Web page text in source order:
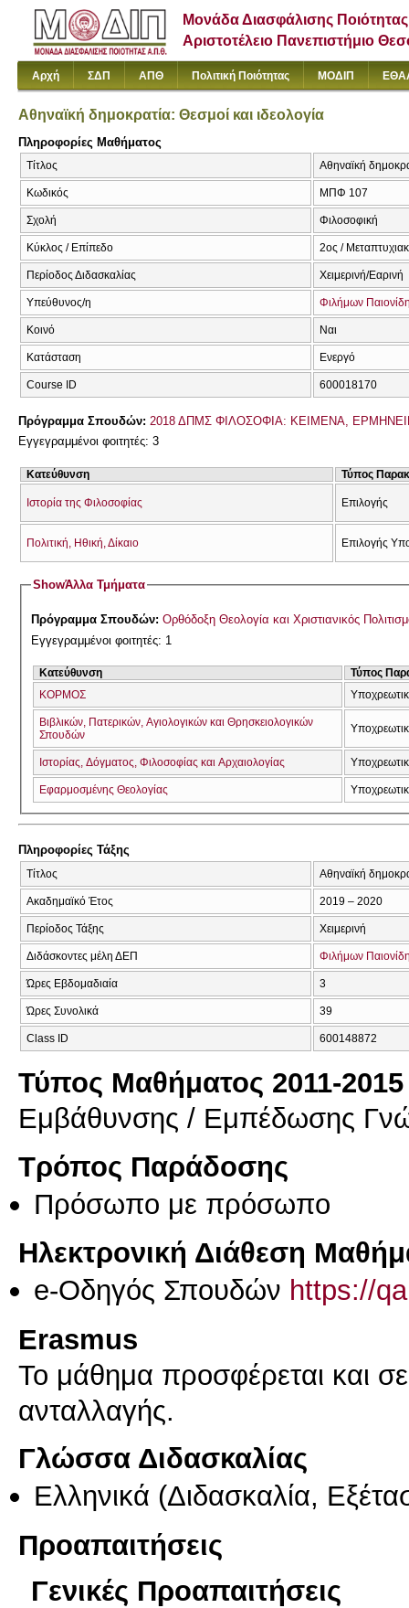
Μονάδα Διασφάλισης Ποιότητας
Αριστοτέλειο Πανεπιστήμιο
Αρχή ΣΔΠ ΑΠΘ Πολιτική Ποιότητας ΜΟΔΙΠ
Αθηναϊκή δημοκρατία: Θεσμοί και ιδεολογία
Πληροφορίες Μαθήματος
Τίτλος Αθηναϊκή
Κωδικός ΜΠΦ 107
Σχολή Φιλοσοφική
Κύκλος / Επίπεδο 2ος /
Περίοδος Διδασκαλίας Χειμερινή/Εαρινή
Υπεύθυνος/η Φιλήμων
Κοινό Ναι
Κατάσταση Ενεργό
Course ID 600018170
Πρόγραμμα Σπουδών: 2018 ΔΠΜΣ ΦΙΛΟΣΟΦΙΑ: ΚΕΙΜΕΝΑ,
Εγγεγραμμένοι φοιτητές: 3
Κατεύθυνση Τύπος
Ιστορία της Φιλοσοφίας Επιλογής
Πολιτική, Ηθική, Δίκαιο Επιλογής
ShowΆλλα Τμήματα
Πρόγραμμα Σπουδών:Ορθόδοξη Θεολογία και Χριστιανικός
Εγγεγραμμένοι φοιτητές: 1
Κατεύθυνση
Τύπος
ΚΟΡΜΟΣ
Βιβλικών, Πατερικών, Αγιολογικών και Θρησκειολογικών
Σπουδών
Ιστορίας, Δόγματος, Φιλοσοφίας και Αρχαιολογίας
Εφαρμοσμένης Θεολογίας
Πληροφορίες Τάξης
Τίτλος Αθηναϊκή
Ακαδημαϊκό Έτος 2019 – 2020
Περίοδος Τάξης Χειμερινή
Διδάσκοντες μέλη ΔΕΠ Φιλήμων
Ώρες Εβδομαδιαία 3
Ώρες Συνολικά 39
Class ID 600148872
Τύπος Μαθήματος 2011-2015
Εμβάθυνσης / Εμπέδωσης
Τρόπος Παράδοσης
Πρόσωπο με πρόσωπο
Ηλεκτρονική Διάθεση
e-Οδηγός Σπουδών https://
Erasmus
Το μάθημα προσφέρεται και
ανταλλαγής.
Γλώσσα Διδασκαλίας
Ελληνικά (Διδασκαλία,
Προαπαιτήσεις
Γενικές Προαπαιτήσεις